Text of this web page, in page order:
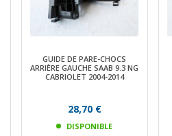
GUIDE DE PARE-CHOCS
ARRIÈRE GAUCHE SAAB 9.3 NG
CABRIOLET 2004-2014
28,70 €
DISPONIBLE